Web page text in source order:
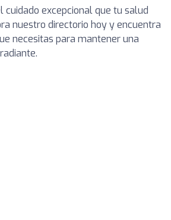
cuidado excepcional que tu salud
nuestro directorio hoy y encuentra
necesitas para mantener una